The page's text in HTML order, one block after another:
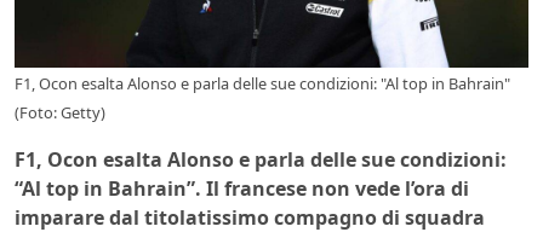
F1, Ocon esalta Alonso e parla delle sue condizioni: "Al top in Bahrain"
(Foto: Getty)
F1, Ocon esalta Alonso e parla delle sue condizioni:
“Al top in Bahrain”. Il francese non vede l’ora di
imparare dal titolatissimo compagno di squadra